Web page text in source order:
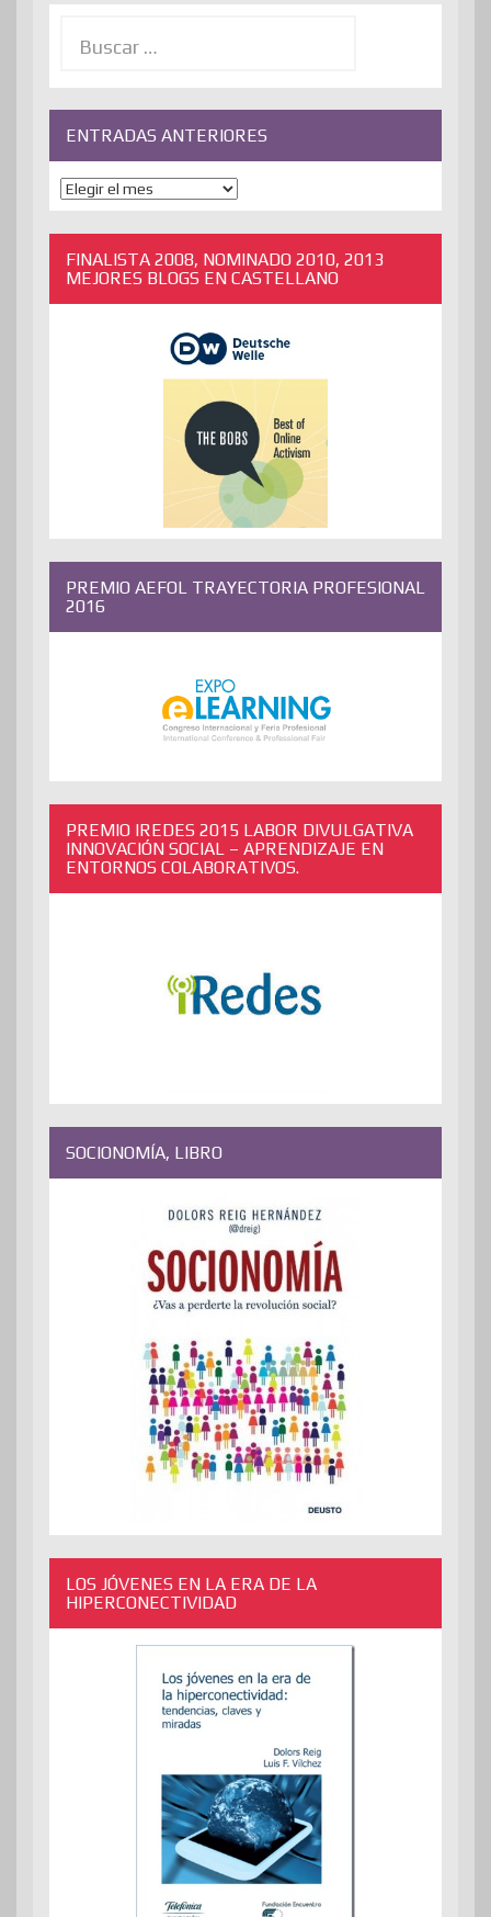
ENTRADAS ANTERIORES
ENTRADAS
ANTERIORES
FINALISTA 2008, NOMINADO 2010, 2013
MEJORES BLOGS EN CASTELLANO
PREMIO AEFOL TRAYECTORIA PROFESIONAL
2016
PREMIO IREDES 2015 LABOR DIVULGATIVA
INNOVACIÓN SOCIAL – APRENDIZAJE EN
ENTORNOS COLABORATIVOS.
SOCIONOMÍA, LIBRO
LOS JÓVENES EN LA ERA DE LA
HIPERCONECTIVIDAD